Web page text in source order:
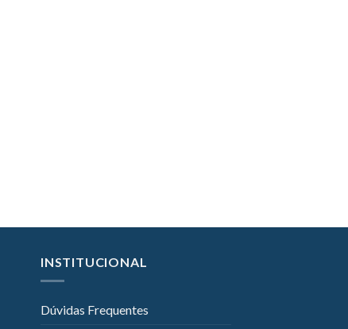
INSTITUCIONAL
Dúvidas Frequentes